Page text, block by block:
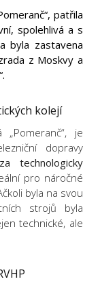
patřila
spolehlivá a s
byla zastavena
z Moskvy a
kolejí
je
dopravy
technologicky
pro náročné
byla na svou
strojů byla
technické, ale